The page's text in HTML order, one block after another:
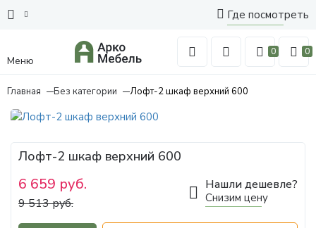
Где посмотреть
Меню
0 0
Главная Без категории Лофт-2 шкаф верхний 600
Лофт-2 шкаф верхний 600
6 659 руб.
9 513 руб.
Нашли дешевле?
Снизим цену